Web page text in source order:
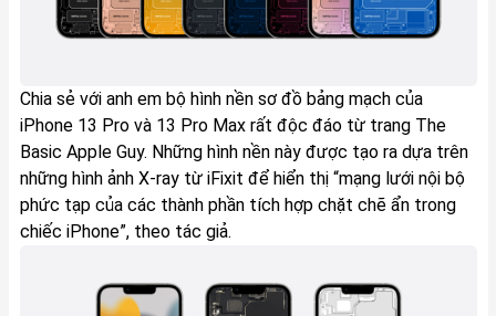
Chia sẻ với anh em bộ hình nền sơ đồ bảng mạch của
iPhone 13 Pro và 13 Pro Max rất độc đáo từ trang The
Basic Apple Guy. Những hình nền này được tạo ra dựa trên
những hình ảnh X-ray từ iFixit để hiển thị “mạng lưới nội bộ
phức tạp của các thành phần tích hợp chặt chẽ ẩn trong
chiếc iPhone”, theo tác giả.